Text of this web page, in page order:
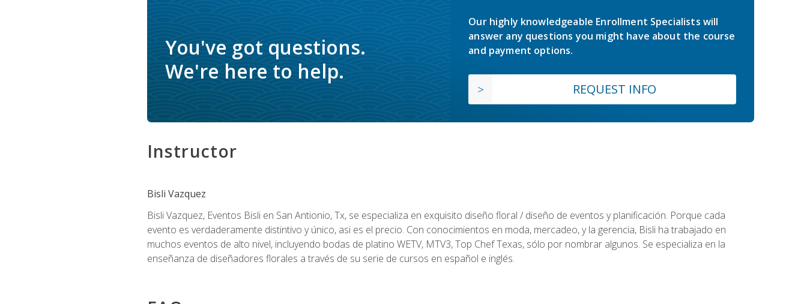
You've got questions.
We're here to help.
Our highly knowledgeable Enrollment Specialists will
answer any questions you might have about the course
and payment options.
REQUEST INFO
Instructor
Bisli Vazquez
Bisli Vazquez, Eventos Bisli en San Antionio, Tx, se especializa en exquisito diseño floral / diseño de eventos y planificación. Porque cada
evento es verdaderamente distintivo y único, asi es el precio. Con conocimientos en moda, mercadeo, y la gerencia, Bisli ha trabajado en
muchos eventos de alto nivel, incluyendo bodas de platino WETV, MTV3, Top Chef Texas, sólo por nombrar algunos. Se especializa en la
enseñanza de diseñadores florales a través de su serie de cursos en español e inglés.